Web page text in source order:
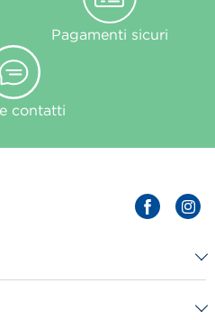
Pagamenti sicuri
contatti